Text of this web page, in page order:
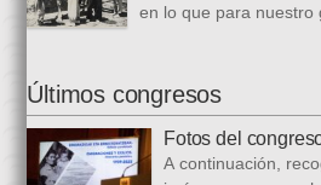
costes de correo que supone su
posible acceder a todos […]
en lo que para nuestro
ciencia del exilio. El objetivo era
y la obra de los científicos y
Últimos congresos
Fotos del
A continuación,